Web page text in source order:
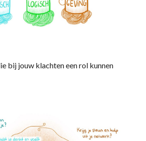
bij jouw klachten een rol kunnen